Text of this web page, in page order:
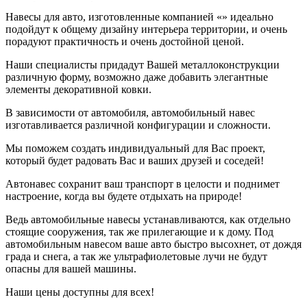
Навесы для авто, изготовленные компанией «» идеально
подойдут к общему дизайну интерьера территории, и очень
порадуют практичность и очень достойной ценой.
Наши специалисты придадут Вашей металлоконструкции
различную форму, возможно даже добавить элегантные
элементы декоративной ковки.
В зависимости от автомобиля, автомобильный навес
изготавливается различной конфигурации и сложности.
Мы поможем создать индивидуальный для Вас проект,
который будет радовать Вас и ваших друзей и соседей!
Автонавес сохранит ваш транспорт в целости и поднимет
настроение, когда вы будете отдыхать на природе!
Ведь автомобильные навесы устанавливаются, как отдельно
стоящие сооружения, так же прилегающие и к дому. Под
автомобильным навесом ваше авто быстро высохнет, от дождя
града и снега, а так же ультрафиолетовые лучи не будут
опасны для вашей машины.
Наши цены доступны для всех!